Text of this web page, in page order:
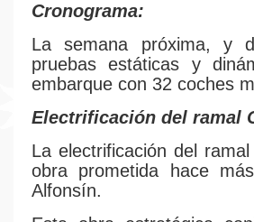
Cronograma:
La semana próxima, y
pruebas estáticas y
embarque con 32 coches
Electrificación del ramal
La electrificación del
obra prometida hace
Alfonsín.